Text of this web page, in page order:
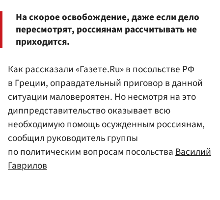
На скорое освобождение, даже если дело
пересмотрят, россиянам рассчитывать не
приходится.
Как рассказали «Газете.Ru» в посольстве РФ
в Греции, оправдательный приговор в данной
ситуации маловероятен. Но несмотря на это
диппредставительство оказывает всю
необходимую помощь осужденным россиянам,
сообщил руководитель группы
по политическим вопросам посольстваВасилий
Гаврилов